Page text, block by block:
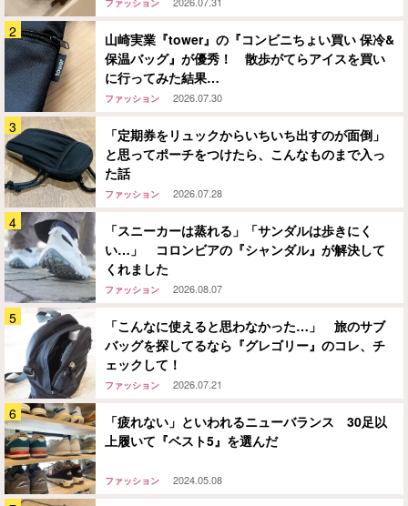
山崎実業『tower』の『コンビニちょい買い 保冷&
保温バッグ』が優秀！ 散歩がてらアイスを買い
に行ってみた結果…
ファッション 2026.07.30
「定期券をリュックからいちいち出すのが面倒」
と思ってポーチをつけたら、こんなものまで入っ
た話
ファッション 2026.07.28
「スニーカーは蒸れる」「サンダルは歩きにく
い…」 コロンビアの『シャンダル』が解決して
くれました
ファッション 2026.08.07
「こんなに使えると思わなかった…」 旅のサブ
バッグを探してるなら『グレゴリー』のコレ、チ
ェックして！
ファッション 2026.07.21
「疲れない」といわれるニューバランス 30足以
上履いて『ベスト5』を選んだ
ファッション 2024.05.08